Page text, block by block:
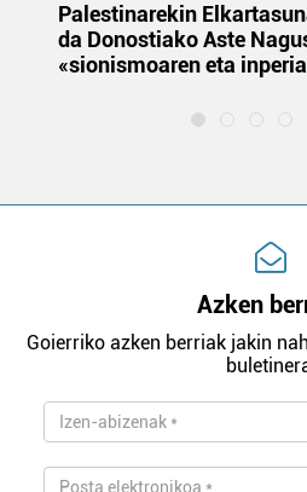
Palestinarekin
da Donostiako Aste
«sionismoaren eta
Azken
Goierriko azken berriak jakin